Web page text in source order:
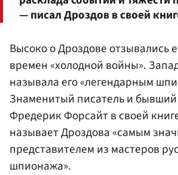
— писал Дроздов в своей
Высоко о Дроздове отзывались
времен «холодной войны».
называла его «легендарным
Знаменитый писатель и
Фредерик Форсайт в своей
называет Дроздова «самым
представителем из мастеров
шпионажа».